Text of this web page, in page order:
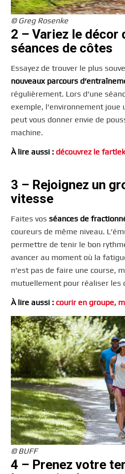
© Greg Rosenke
2 – Variez le décor
séances de côtes
Essayez de trouver le plus
nouveaux parcours
régulièrement. Lors d’une
exemple, l’environnement
peut vous donner envie de
machine.
À lire aussi : découvrez le
3 – Rejoignez un
vitesse
Faites vosséances de
coureurs de même niveau.
permettre de tenir le bon
avancer au moment où la
n’est pas de faire une course,
mutuellement pour réaliser les
À lire aussi : courir en groupe,
© BUFF
4 – Prenez votre